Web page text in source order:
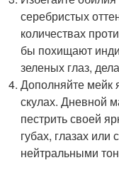
серебристых
количествах
бы похищают
зеленых глаз,
Дополняйте мейк
скулах. Дневной
пестрить своей
губах, глазах или
нейтральными